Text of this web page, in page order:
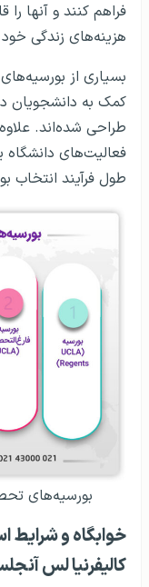
فراهم کنند و آنها را
هزینه‌های زندگی
بسیاری از
کمک به دانشجویان
طراحی شده‌اند.
فعالیت‌های دانشگاه
طول فرآیند انتخاب
بورسیه‌های
خوابگاه و شرایط
کالیفرنیا لس